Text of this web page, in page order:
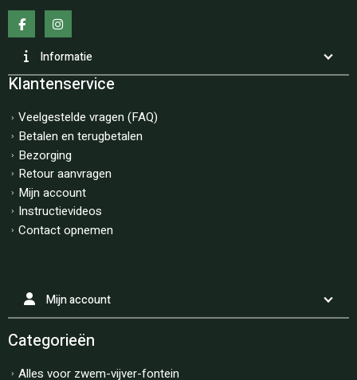
Informatie
Klantenservice
Veelgestelde vragen (FAQ)
Betalen en terugbetalen
Bezorging
Retour aanvragen
Mijn account
Instructievideos
Contact opnemen
Mijn account
Categorieën
Alles voor zwem-vijver-fontein